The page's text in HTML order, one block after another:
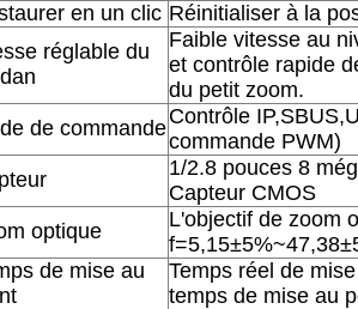
en un clic Réinitialiser à la
réglable du
Faible vitesse au
et contrôle rapide
du petit zoom.
de commandeContrôle
commande PWM)
1/2.8 pouces 8
Capteur CMOS
optique
L'objectif de zoom
de mise au
Temps réel de
temps de mise au